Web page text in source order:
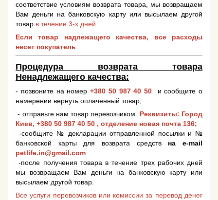
соответствие условиям возврата товара, мы возвращаем
Вам деньги на банковскую карту или высылаем другой
товар в течение 3-х дней
Если товар надлежащего качества, все расходы
несет покупатель
Процедура возврата товара
Ненадлежащего качества:
- позвоните на номер +380 50 987 40 50
и сообщите о
намерении вернуть оплаченный товар;
- отправьте нам товар перевозчиком. Реквизиты: Город
Киев, +380 50 987 40 50 , отделение новая почта 136;
-сообщите № декларации отправленной посылки и №
банковской карты для возврата средств на e-mail
petlife.in@gmail.com
-после получения товара в течение трех рабочих дней
мы возвращаем Вам деньги на банковскую карту или
высылаем другой товар.
Все услуги перевозчиков или комиссии за перевод денег